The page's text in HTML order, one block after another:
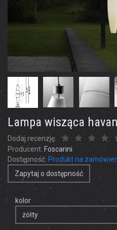
Lampa wisząca
Dodaj recenzję:
Producent: Foscarini
Dostępność: Produkt na
Zapytaj o dostępność
kolor
żółty